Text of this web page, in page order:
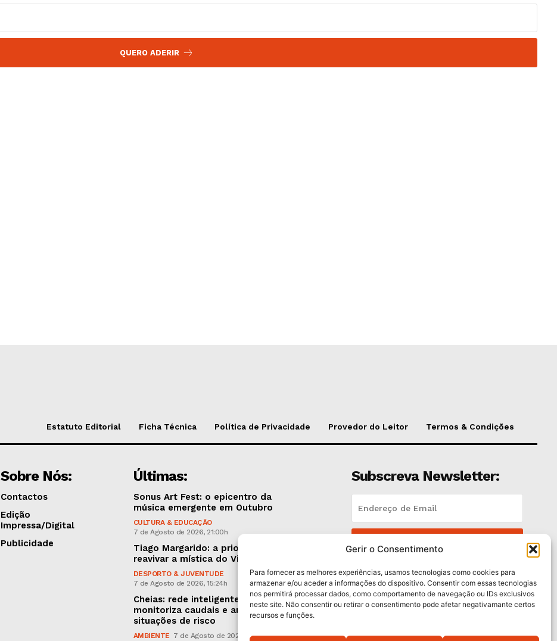
Gerir o Consentimento
Para fornecer as melhores experiências, usamos tecnologias como cookies para
armazenar e/ou aceder a informações do dispositivo. Consentir com essas tecnologias
nos permitirá processar dados, como comportamento de navegação ou IDs exclusivos
neste site. Não consentir ou retirar o consentimento pode afetar negativamante certos
recursos e funções.
QUERO ADERIR
Estatuto Editorial Ficha Técnica Política de Privacidade Provedor do Leitor Termos & Condições
Sobre Nós:
Contactos
Edição
Impressa/Digital
Publicidade
Últimas:
Sonus Art Fest: o epicentro da
música emergente em Outubro
CULTURA & EDUCAÇÃO
7 de Agosto de 2026, 21:00h
Tiago Margarido: a prioridade “é
reavivar a mística do Vitória”
DESPORTO & JUVENTUDE
7 de Agosto de 2026, 15:24h
Cheias: rede inteligente de sensores
monitoriza caudais e antecipa
situações de risco
AMBIENTE 7 de Agosto de 2026, 12:19h
Subscreva Newsletter:
Li e aceito aPolítica de Privacidade .